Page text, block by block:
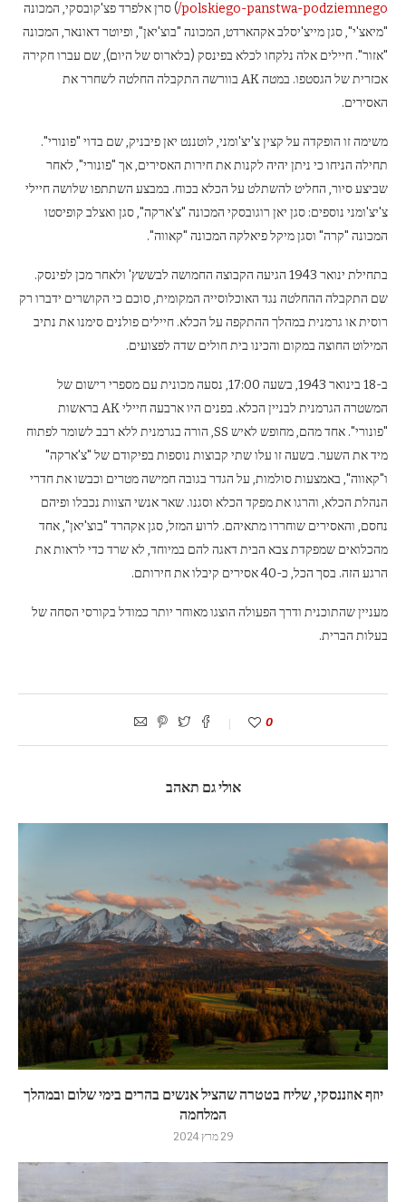
polskiego-panstwa-podziemnego/ ) סרן אלפרד פצ'קובסקי, המכונה
"מיאצ'י", סגן מייצ'יסלב אקהארדט, המכונה "בוצ'יאן", ופיוטר דאונאר, המכונה
"אזור". חיילים אלה נלקחו לכלא בפינסק (בלארוס של היום), שם עברו חקירה
אכזרית של הגסטפו. במטה AK בוורשה התקבלה החלטה לשחרר את
האסירים.
משימה זו הופקדה על קצין צ'יצ'ומני, לוטננט יאן פיבניק, שם בדוי "פונורי".
תחילה הניחו כי ניתן יהיה לקנות את חירות האסירים, אך "פונורי", לאחר
שביצע סיור, החליט להשתלט על הכלא בכוח. במבצע השתתפו שלושה חיילי
צ'יצ'ומני נוספים: סגן יאן רוגובסקי המכונה "צ'ארקה", סגן ואצלב קופיסטו
המכונה "קרה" וסגן מיקל פיאלקה המכונה "קאווה".
בתחילת ינואר 1943 הגיעה הקבוצה החמושה לבששץ' ולאחר מכן לפינסק.
שם התקבלה ההחלטה נגד האוכלוסייה המקומית, סוכם כי הקושרים ידברו רק
רוסית או גרמנית במהלך ההתקפה על הכלא. חיילים פולנים סימנו את נתיב
המילוט החוצה במקום והכינו בית חולים שדה לפצועים.
ב-18 בינואר 1943, בשעה 17:00, נסעה מכונית עם מספרי רישום של
המשטרה הגרמנית לבניין הכלא. בפנים היו ארבעה חיילי AK בראשות
"פונורי". אחד מהם, מחופש לאיש SS, הורה בגרמנית ללא רבב לשומר לפתוח
מיד את השער. בשעה זו עלו שתי קבוצות נוספות בפיקודם של "צ'ארקה"
ו"קאווה", באמצעות סולמות, על הגדר בגובה חמישה מטרים וכבשו את חדרי
הנהלת הכלא, והרגו את מפקד הכלא וסגנו. שאר אנשי הצוות נכבלו ופיהם
נחסם, והאסירים שוחררו מתאיהם. לרוע המזל, סגן אקהרד "בוצ'יאן", אחד
מהכלואים שמפקדת צבא הבית דאגה להם במיוחד, לא שרד כדי לראות את
הרגע הזה. בסך הכל, כ-40 אסירים קיבלו את חירותם.
מעניין שהתוכנית ודרך הפעולה הוצגו מאוחר יותר כמודל בקורסי הסחה של
בעלות הברית.
0
אולי גם תאהב
יוזף אוזננסקי, שליח בטטרה שהציל אנשים בהרים בימי שלום ובמהלך
המלחמה
29 מרץ 2024